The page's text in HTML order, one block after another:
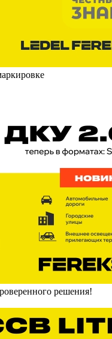
решения!